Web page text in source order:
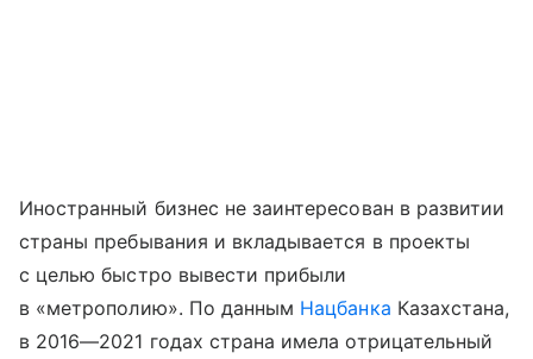
Иностранный бизнес не заинтересован в развитии
страны пребывания и вкладывается в проекты
с целью быстро вывести прибыли
в «метрополию». По данным Нацбанка Казахстана,
в 2016—2021 годах страна имела отрицательный